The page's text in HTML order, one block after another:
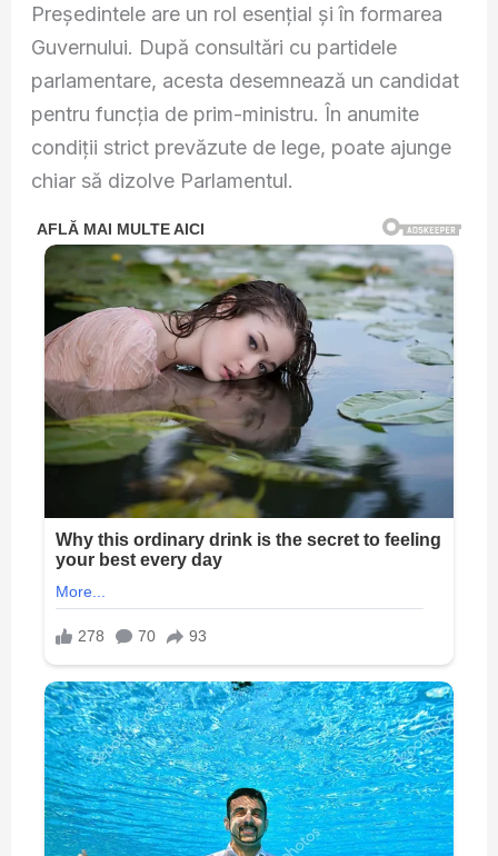
Președintele are un rol esențial și în formarea
Guvernului. După consultări cu partidele
parlamentare, acesta desemnează un candidat
pentru funcția de prim-ministru. În anumite
condiții strict prevăzute de lege, poate ajunge
chiar să dizolve Parlamentul.